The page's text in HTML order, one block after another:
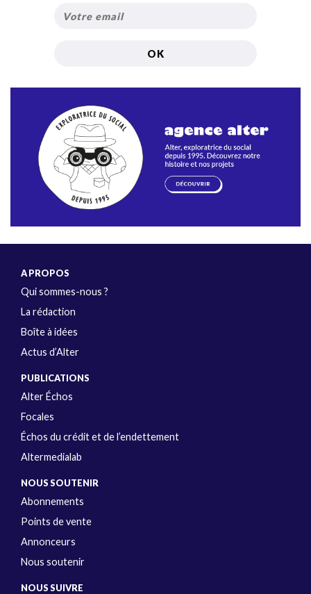
A PROPOS
Qui sommes-nous ?
La rédaction
Boîte à idées
Actus d’Alter
PUBLICATIONS
Alter Échos
Focales
Échos du crédit et de l’endettement
Altermedialab
NOUS SOUTENIR
Abonnements
Points de vente
Annonceurs
Nous soutenir
NOUS SUIVRE